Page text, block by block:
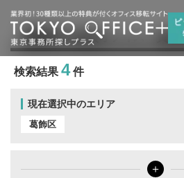
葛飾区の賃貸オフィス・賃貸
検索結果 4件
現在選択中のエリア
葛飾区
＋